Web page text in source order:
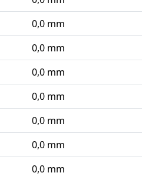
0,0 mm
0,0 mm
0,0 mm
0,0 mm
0,0 mm
0,0 mm
0,0 mm